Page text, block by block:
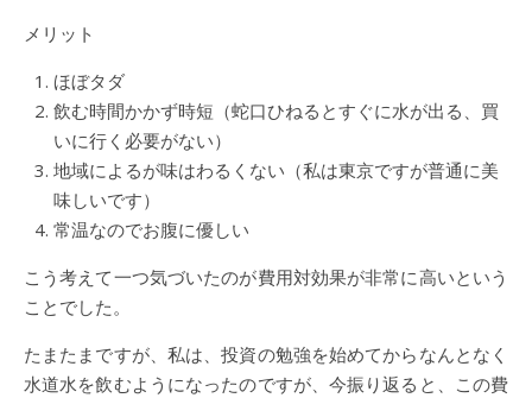
メリット
ほぼタダ
飲む時間かかず時短（蛇口ひねるとすぐに水が出る、買
いに行く必要がない）
地域によるが味はわるくない（私は東京ですが普通に美
味しいです）
常温なのでお腹に優しい
こう考えて一つ気づいたのが費用対効果が非常に高いという
ことでした。
たまたまですが、私は、投資の勉強を始めてからなんとなく
水道水を飲むようになったのですが、今振り返ると、この費